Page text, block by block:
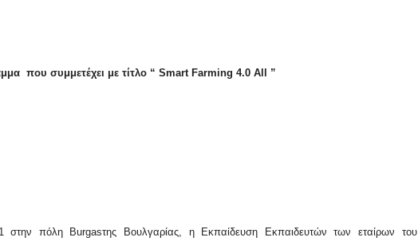
που συμμετέχει με τίτλο “ Smart Farming 4.0 All ”
στην πόλη Burgasτης Βουλγαρίας, η Εκπαίδευση Εκπαιδευτών των εταίρων του